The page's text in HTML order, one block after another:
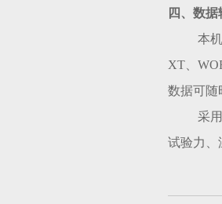
四、数
本
XT、
数据可随
采用
试验力、